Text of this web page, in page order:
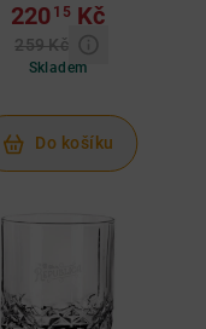
220 15 Kč
259 Kč
Skladem
Do košíku